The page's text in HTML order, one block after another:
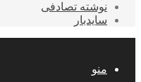
نوشته تصادفی
سایدبار
منو